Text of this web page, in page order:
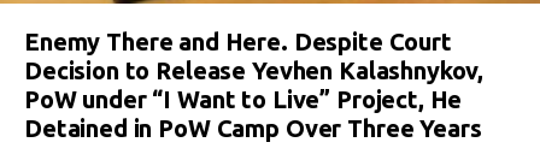
Enemy There and Here. Despite Court
Decision to Release Yevhen Kalashnykov,
PoW under “I Want to Live” Project, He
Detained in PoW Camp Over Three Years